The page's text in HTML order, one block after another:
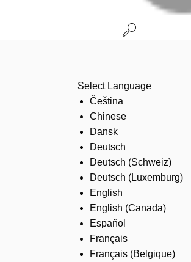
Select Language
Čeština
Chinese
Dansk
Deutsch
Deutsch (Schweiz)
Deutsch (Luxemburg)
English
English (Canada)
Español
Français
Français (Belgique)